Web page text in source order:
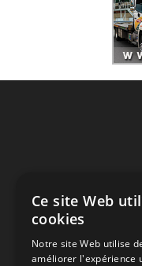
À
Pole-
automobile.
Ce site Web
cookies
Notre site Web utilise
améliorer l'expérience